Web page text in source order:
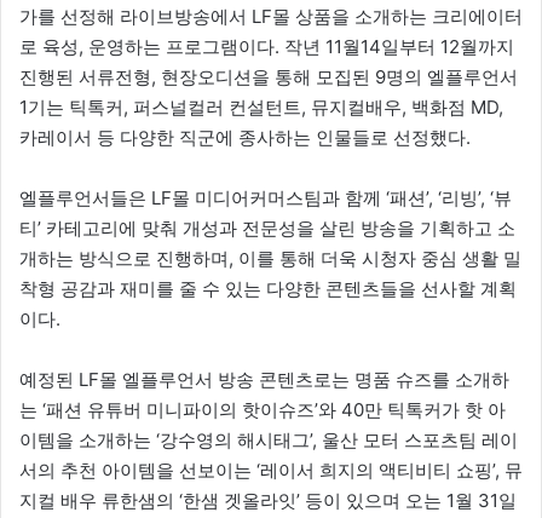
가를 선정해 라이브방송에서 LF몰 상품을 소개하는 크리에이터
로 육성, 운영하는 프로그램이다. 작년 11월14일부터 12월까지
진행된 서류전형, 현장오디션을 통해 모집된 9명의 엘플루언서
1기는 틱톡커, 퍼스널컬러 컨설턴트, 뮤지컬배우, 백화점 MD,
카레이서 등 다양한 직군에 종사하는 인물들로 선정했다.
엘플루언서들은 LF몰 미디어커머스팀과 함께 ‘패션’, ‘리빙’, ‘뷰
티’ 카테고리에 맞춰 개성과 전문성을 살린 방송을 기획하고 소
개하는 방식으로 진행하며, 이를 통해 더욱 시청자 중심 생활 밀
착형 공감과 재미를 줄 수 있는 다양한 콘텐츠들을 선사할 계획
이다.
예정된 LF몰 엘플루언서 방송 콘텐츠로는 명품 슈즈를 소개하
는 ‘패션 유튜버 미니파이의 핫이슈즈’와 40만 틱톡커가 핫 아
이템을 소개하는 ‘강수영의 해시태그’, 울산 모터 스포츠팀 레이
서의 추천 아이템을 선보이는 ‘레이서 희지의 액티비티 쇼핑’, 뮤
지컬 배우 류한샘의 ‘한샘 겟올라잇’ 등이 있으며 오는 1월 31일